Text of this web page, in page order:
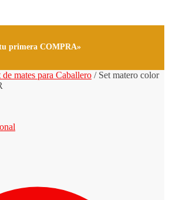
tu primera COMPRA»
de mates para Caballero / Set matero color